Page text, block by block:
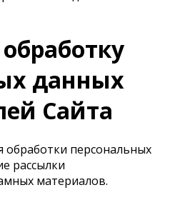
данных
Сайта
обработки персональных
рассылки
материалов.